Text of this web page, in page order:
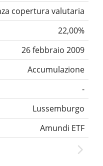
copertura valutaria
22,00%
26 febbraio 2009
Accumulazione
-
Lussemburgo
Amundi ETF